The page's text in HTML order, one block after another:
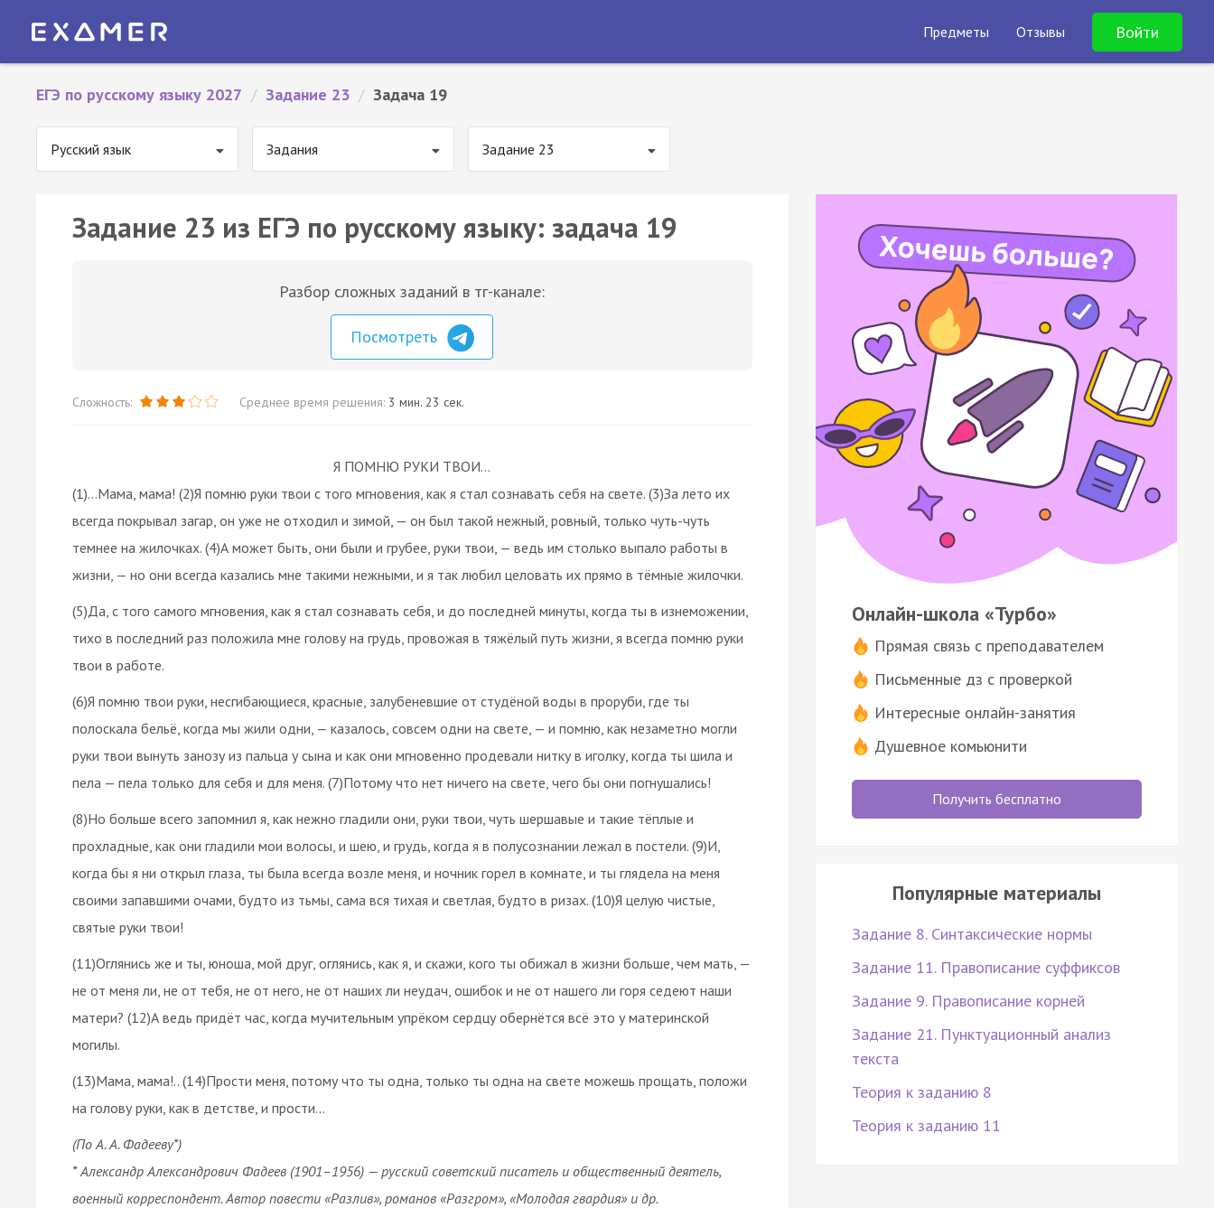
Предметы Отзывы Войти
ЕГЭ по русскому языку 2027 / Задание 23 / Задача 19
Русский язык Задания Задание 23
Задание 23 из ЕГЭ по русскому языку: задача 19
Разбор сложных заданий в тг-канале:
Посмотреть
Сложность: Среднее время решения: 3 мин. 23 сек.
Я ПОМНЮ РУКИ ТВОИ...
(1)...Мама, мама! (2)Я помню руки твои с того мгновения, как я стал сознавать себя на свете. (3)За лето их
всегда покрывал загар, он уже не отходил и зимой, — он был такой нежный, ровный, только чуть-чуть
темнее на жилочках. (4)А может быть, они были и грубее, руки твои, — ведь им столько выпало работы в
жизни, — но они всегда казались мне такими нежными, и я так любил целовать их прямо в тёмные жилочки.
(5)Да, с того самого мгновения, как я стал сознавать себя, и до последней минуты, когда ты в изнеможении,
тихо в последний раз положила мне голову на грудь, провожая в тяжёлый путь жизни, я всегда помню руки
твои в работе.
(6)Я помню твои руки, несгибающиеся, красные, залубеневшие от студёной воды в проруби, где ты
полоскала бельё, когда мы жили одни, — казалось, совсем одни на свете, — и помню, как незаметно могли
руки твои вынуть занозу из пальца у сына и как они мгновенно продевали нитку в иголку, когда ты шила и
пела — пела только для себя и для меня. (7)Потому что нет ничего на свете, чего бы они погнушались!
(8)Но больше всего запомнил я, как нежно гладили они, руки твои, чуть шершавые и такие тёплые и
прохладные, как они гладили мои волосы, и шею, и грудь, когда я в полусознании лежал в постели. (9)И,
когда бы я ни открыл глаза, ты была всегда возле меня, и ночник горел в комнате, и ты глядела на меня
своими запавшими очами, будто из тьмы, сама вся тихая и светлая, будто в ризах. (10)Я целую чистые,
святые руки твои!
(11)Оглянись же и ты, юноша, мой друг, оглянись, как я, и скажи, кого ты обижал в жизни больше, чем мать, —
не от меня ли, не от тебя, не от него, не от наших ли неудач, ошибок и не от нашего ли горя седеют наши
матери? (12)А ведь придёт час, когда мучительным упрёком сердцу обернётся всё это у материнской
могилы.
(13)Мама, мама!.. (14)Прости меня, потому что ты одна, только ты одна на свете можешь прощать, положи
на голову руки, как в детстве, и прости...
(По А. А. Фадееву*)
* Александр Александрович Фадеев (1901–1956) — русский советский писатель и общественный деятель,
военный корреспондент. Автор повести «Разлив», романов «Разгром», «Молодая гвардия» и др.
Онлайн-школа «Турбо»
Прямая связь с преподавателем
Письменные дз с проверкой
Интересные онлайн-занятия
Душевное комьюнити
Получить бесплатно
Популярные материалы
Задание 8. Синтаксические нормы
Задание 11. Правописание суффиксов
Задание 9. Правописание корней
Задание 21. Пунктуационный анализ
текста
Теория к заданию 8
Теория к заданию 11